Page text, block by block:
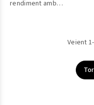
rendiment amb
Veient